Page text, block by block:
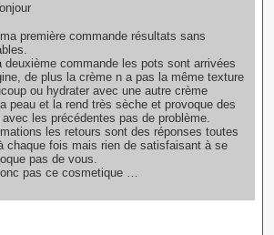
première commande résultats sans
deuxième commande les pots sont arrivées
de plus la crème n a pas la même texture
ou hydrater avec une autre crème
peau et la rend très sèche et provoque des
les précédentes pas de problème.
les retours sont des réponses toutes
chaque fois mais rien de satisfaisant à se
pas de vous.
pas ce cosmetique …